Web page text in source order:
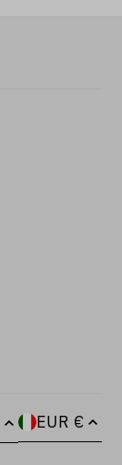
EUR €